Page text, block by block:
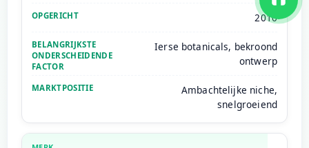
2010
Ierse botanicals, bekroond
ontwerp
Ambachtelijke niche,
snelgroeiend